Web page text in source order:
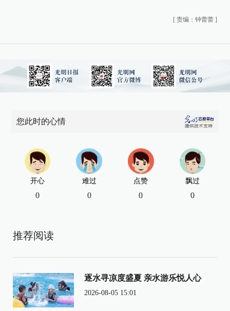
[ 责编：钟蕾蕾 ]
您此时的心情
开心
0
难过
0
点赞
0
飘过
0
推荐阅读
逐水寻凉度盛夏 亲水游乐悦人心
2026-08-05 15:01